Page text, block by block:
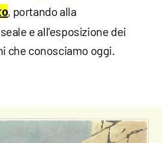
, portando alla
e all'esposizione dei
che conosciamo oggi.